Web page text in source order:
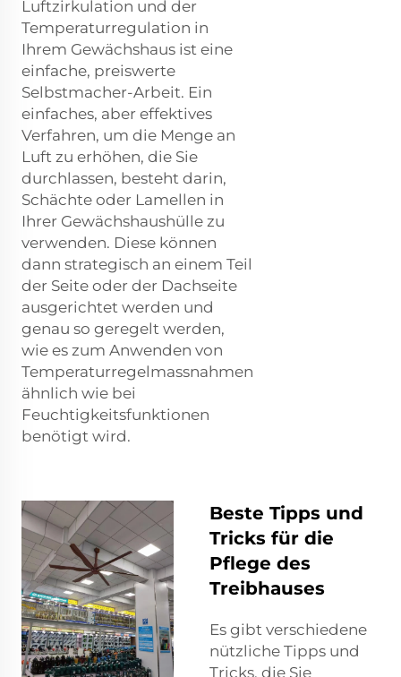
Luftzirkulation und der
Temperaturregulation in
Ihrem Gewächshaus ist eine
einfache, preiswerte
Selbstmacher-Arbeit. Ein
einfaches, aber effektives
Verfahren, um die Menge an
Luft zu erhöhen, die Sie
durchlassen, besteht darin,
Schächte oder Lamellen in
Ihrer Gewächshaushülle zu
verwenden. Diese können
dann strategisch an einem Teil
der Seite oder der Dachseite
ausgerichtet werden und
genau so geregelt werden,
wie es zum Anwenden von
Temperaturregelmassnahmen
ähnlich wie bei
Feuchtigkeitsfunktionen
benötigt wird.
Beste Tipps und
Tricks für die
Pflege des
Treibhauses
Es gibt verschiedene
nützliche Tipps und
Tricks, die Sie